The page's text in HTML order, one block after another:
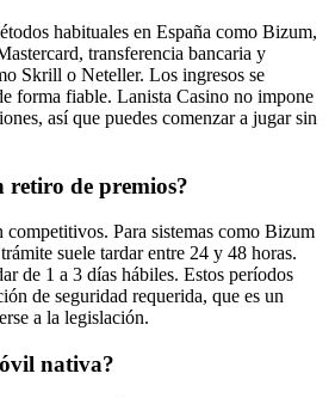
habituales en España como Bizum,
transferencia bancaria y
Skrill o Neteller. Los ingresos se
forma fiable. Lanista Casino no impone
así que puedes comenzar a jugar sin
retiro de premios?
competitivos. Para sistemas como Bizum
suele tardar entre 24 y 48 horas.
de 1 a 3 días hábiles. Estos períodos
de seguridad requerida, que es un
a la legislación.
nativa?